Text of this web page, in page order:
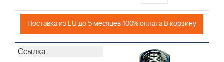
Поставка из EU до 5 месяцев 100% оплата В корзину